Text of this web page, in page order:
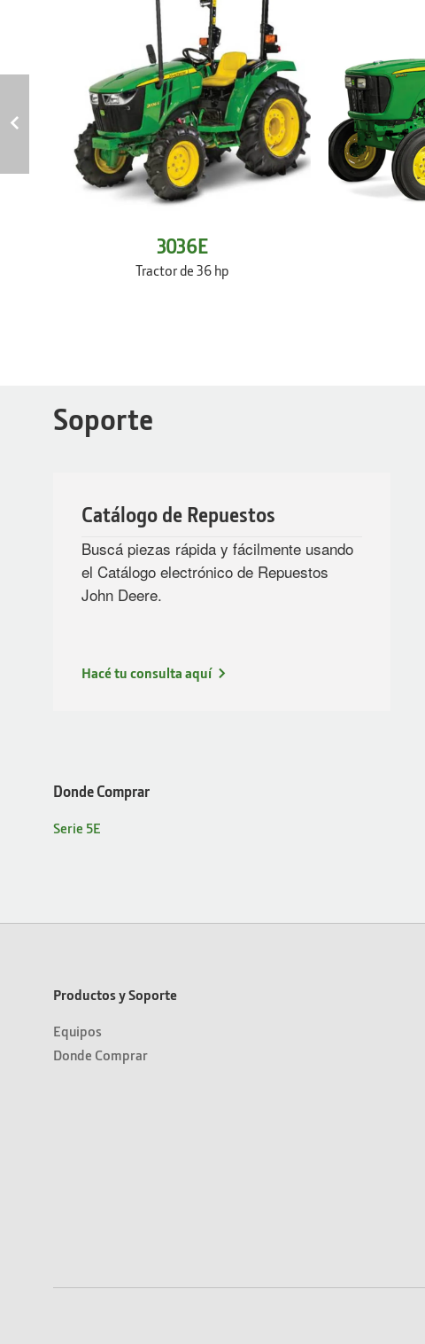
3036E
Tractor de 36 hp
Soporte
Catálogo de Repuestos
Buscá piezas rápida y fácilmente usando
el Catálogo electrónico de Repuestos
John Deere.
Hacé tu consulta aquí
Donde Comprar
Serie 5E
Productos y Soporte
Equipos
Donde Comprar